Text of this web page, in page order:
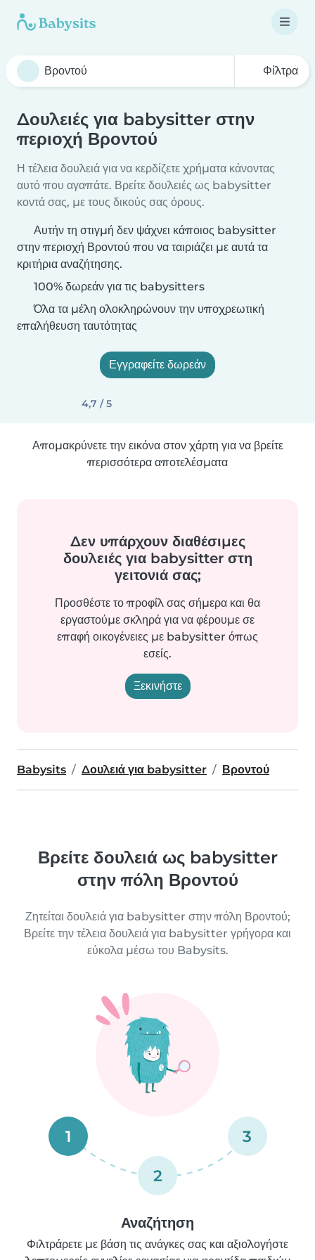
Φίλτρα
Δουλειές για babysitter στην
περιοχή Βροντού
Η τέλεια δουλειά για να κερδίζετε χρήματα κάνοντας
αυτό που αγαπάτε. Βρείτε δουλειές ως babysitter
κοντά σας, με τους δικούς σας όρους.
Αυτήν τη στιγμή δεν ψάχνει κάποιος babysitter
στην περιοχή Βροντού που να ταιριάζει με αυτά τα
κριτήρια αναζήτησης.
100% δωρεάν για τις babysitters
Όλα τα μέλη ολοκληρώνουν την υποχρεωτική
επαλήθευση ταυτότητας
Εγγραφείτε δωρεάν
4,7 / 5
Απομακρύνετε την εικόνα στον χάρτη για να βρείτε
περισσότερα αποτελέσματα
Δεν υπάρχουν διαθέσιμες
δουλειές για babysitter στη
γειτονιά σας;
Προσθέστε το προφίλ σας σήμερα και θα
εργαστούμε σκληρά για να φέρουμε σε
επαφή οικογένειες με babysitter όπως
εσείς.
Ξεκινήστε
Babysits Δουλειά για babysitter Βροντού
Βρείτε δουλειά ως babysitter
στην πόλη Βροντού
Ζητείται δουλειά για babysitter στην πόλη Βροντού;
Βρείτε την τέλεια δουλειά για babysitter γρήγορα και
εύκολα μέσω του Babysits.
1
2
3
Αναζήτηση
Φιλτράρετε με βάση τις ανάγκες σας και αξιολογήστε